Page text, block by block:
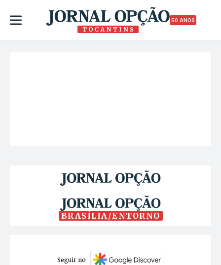
50 ANOS
BRASÍLIA/ENTORNO
Seguir no